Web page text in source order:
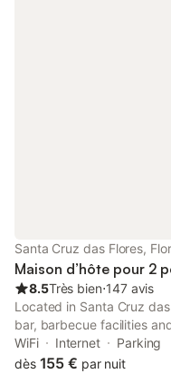
Santa Cruz das Flores,
Maison d’hôte pour 2
8.5Très bien⋅147 avis
Located in Santa Cruz
bar, barbecue facilities
features sea and
property also provides
WiFi Internet
Parking
dès 155 € par nuit